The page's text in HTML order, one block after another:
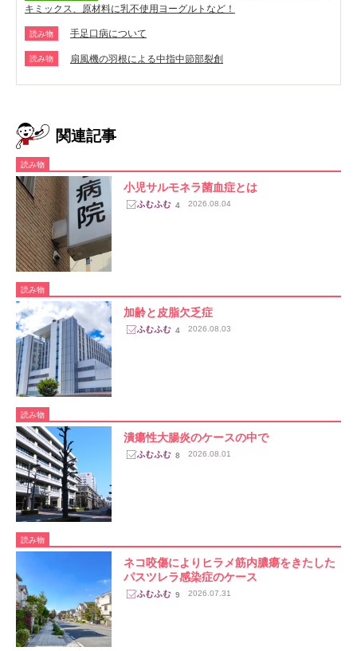
キミックス、原材料に乳不使用ヨーグルトなど！
読み物 手足口病について
読み物 扇風機の羽根による中指中節部裂創
関連記事
読み物
小児サルモネラ菌血症とは
4 2026.08.04
読み物
加齢と皮脂欠乏症
4 2026.08.03
読み物
潰瘍性大腸炎のケースの中で
8 2026.08.01
読み物
ネコ咬傷によりヒラメ筋内膿瘍をきたした
パスツレラ感染症のケース
9 2026.07.31